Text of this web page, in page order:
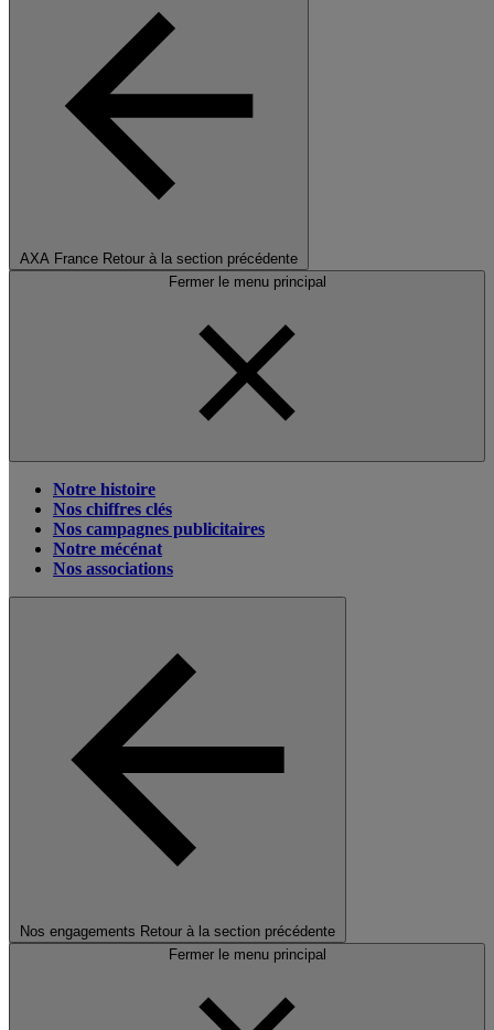
AXA France Retour à la section précédente
Fermer le menu principal
Notre histoire
Nos chiffres clés
Nos campagnes publicitaires
Notre mécénat
Nos associations
Nos engagements Retour à la section précédente
Fermer le menu principal